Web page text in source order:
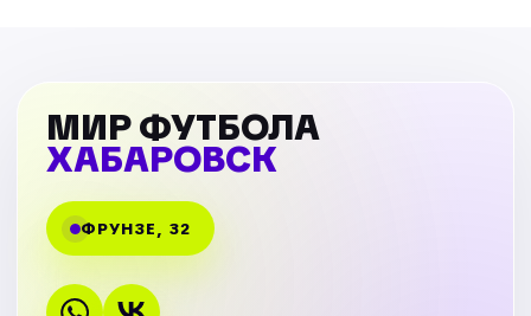
МИР ФУТБОЛА
ХАБАРОВСК
ФРУНЗЕ, 32